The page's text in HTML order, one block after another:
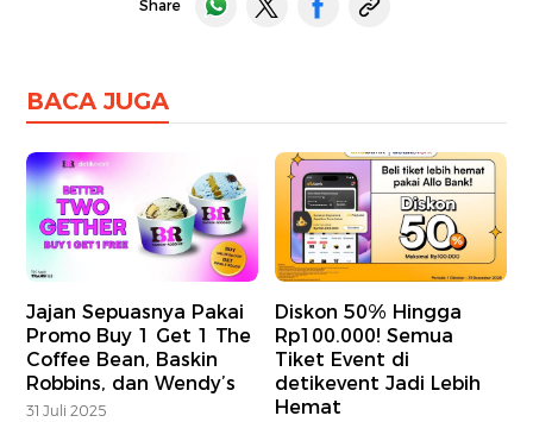
Share
BACA JUGA
Jajan Sepuasnya Pakai
Promo Buy 1 Get 1 The
Coffee Bean, Baskin
Robbins, dan Wendy’s
31 Juli 2025
Diskon 50% Hingga
Rp100.000! Semua
Tiket Event di
detikevent Jadi Lebih
Hemat